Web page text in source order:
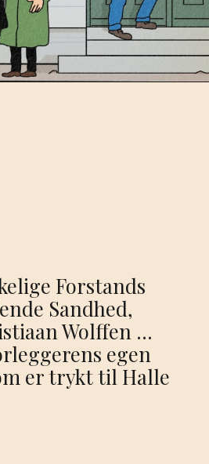
Forstands
Sandhed,
Wolffen …
egen
er trykt til Halle